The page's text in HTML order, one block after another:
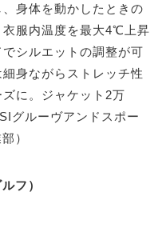
身体を動かしたときの
衣服内温度を最大4℃上昇
シルエットの調整が可
身ながらストレッチ性
に。ジャケット2万
グルーヴアンドスポー
）
フ）